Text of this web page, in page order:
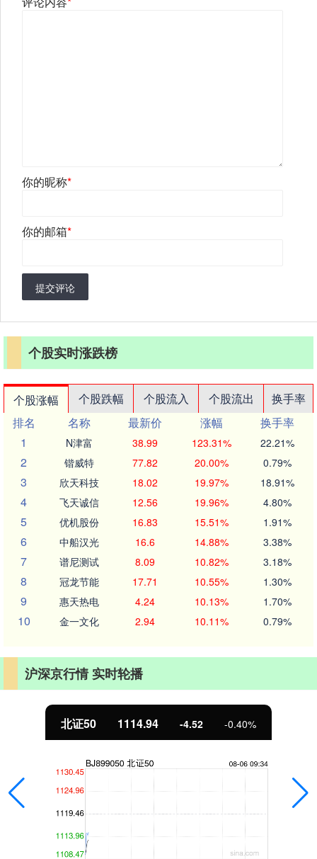
你的昵称*
你的邮箱*
提交评论
个股实时涨跌榜
个股涨幅 个股跌幅 个股流入 个股流出
换手率
排名
名称 最新价 涨幅
换手率
1
N津富 38.99 123.31% 22.21%
2 锴威特 77.82 20.00% 0.79%
3 欣天科技 18.02 19.97% 18.91%
4 飞天诚信 12.56 19.96% 4.80%
5 优机股份 16.83 15.51% 1.91%
6 中船汉光 16.6 14.88% 3.38%
7 谱尼测试 8.09 10.82% 3.18%
8 冠龙节能 17.71 10.55% 1.30%
9 惠天热电 4.24 10.13% 1.70%
10 金一文化 2.94 10.11% 0.79%
沪深京行情 实时轮播
北证50 1114.94 -4.52 -0.40%